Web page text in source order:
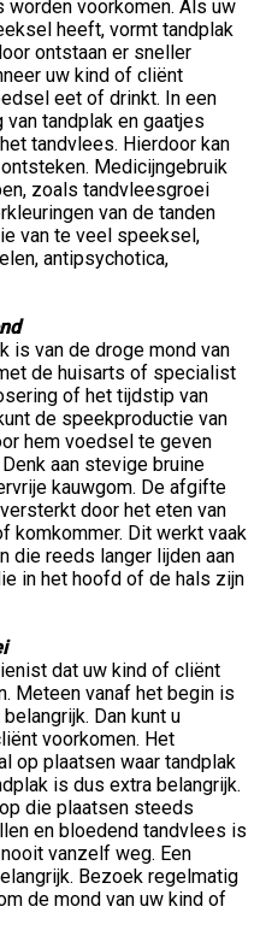
voorkomen. Als uw
heeft, vormt tandplak
ontstaan er sneller
uw kind of cliënt
eet of drinkt. In een
tandplak en gaatjes
tandvlees. Hierdoor kan
Medicijngebruik
zoals tandvleesgroei
van de tanden
van te veel speeksel,
antipsychotica,
is van de droge mond van
de huisarts of specialist
of het tijdstip van
de speekproductie van
hem voedsel te geven
aan stevige bruine
kauwgom. De afgifte
door het eten van
komkommer. Dit werkt vaak
die reeds langer lijden aan
in het hoofd of de hals zijn
dat uw kind of cliënt
Meteen vanaf het begin is
Dan kunt u
voorkomen. Het
op plaatsen waar tandplak
is dus extra belangrijk.
die plaatsen steeds
en bloedend tandvlees is
vanzelf weg. Een
Bezoek regelmatig
de mond van uw kind of